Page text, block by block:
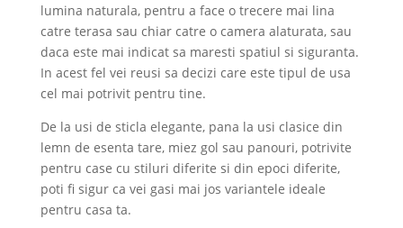
lumina naturala, pentru a face o trecere mai lina
catre terasa sau chiar catre o camera alaturata, sau
daca este mai indicat sa maresti spatiul si siguranta.
In acest fel vei reusi sa decizi care este tipul de usa
cel mai potrivit pentru tine.
De la usi de sticla elegante, pana la usi clasice din
lemn de esenta tare, miez gol sau panouri, potrivite
pentru case cu stiluri diferite si din epoci diferite,
poti fi sigur ca vei gasi mai jos variantele ideale
pentru casa ta.